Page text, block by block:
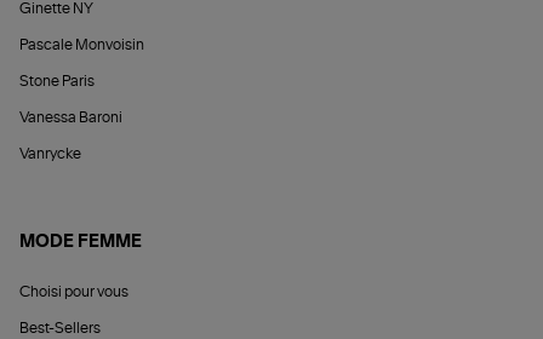
Ginette NY
Pascale Monvoisin
Stone Paris
Vanessa Baroni
Vanrycke
MODE FEMME
Choisi pour vous
Best-Sellers